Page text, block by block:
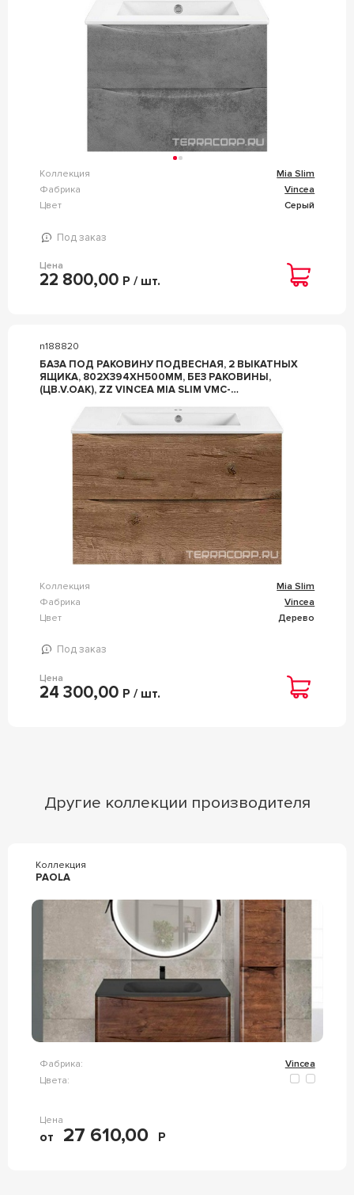
Коллекция
Mia Slim
Фабрика
Vincea
Цвет
Серый
Под заказ
Цена
22 800,00 Р / шт.
n188820
БАЗА ПОД РАКОВИНУ ПОДВЕСНАЯ, 2 ВЫКАТНЫХ
ЯЩИКА, 802X394XH500ММ, БЕЗ РАКОВИНЫ,
(ЦВ.V.OAK), ZZ VINCEA MIA SLIM VMC-
Коллекция
Mia Slim
Фабрика
Vincea
Цвет
Дерево
Под заказ
Цена
24 300,00 Р / шт.
Другие коллекции производителя
Коллекция
PAOLA
Фабрика:
Vincea
Цвета:
Цена
от 27 610,00 Р